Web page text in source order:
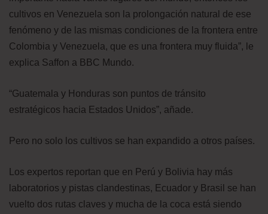
cultivos en Venezuela son la prolongación natural de ese
fenómeno y de las mismas condiciones de la frontera entre
Colombia y Venezuela, que es una frontera muy fluida”, le
explica Saffon a BBC Mundo.
“Guatemala y Honduras son puntos de tránsito
estratégicos hacia Estados Unidos”, añade.
Pero no solo los cultivos se han expandido a otros países.
Los expertos reportan que en Perú y Bolivia hay más
laboratorios y pistas clandestinas, Ecuador y Brasil se han
vuelto dos rutas claves y mucha de la coca está siendo